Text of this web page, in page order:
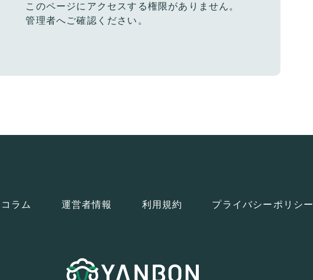
このページにアクセスする権限がありません。
管理者へご確認ください。
コラム 運営者情報 利用規約 プライバシーポリシー